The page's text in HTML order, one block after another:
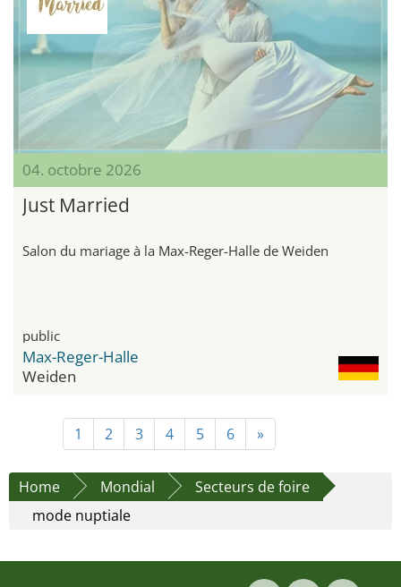
04. octobre 2026
Just Married
Salon du mariage à la Max-Reger-Halle de Weiden
public
Max-Reger-Halle
Weiden
1 2 3 4 5 6 »
Home Mondial
Secteurs de foire
mode nuptiale